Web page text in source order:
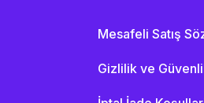
Mesafeli Satış
Gizlilik ve